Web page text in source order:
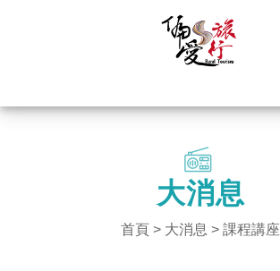
大消息
首頁 > 大消息 > 課程講座